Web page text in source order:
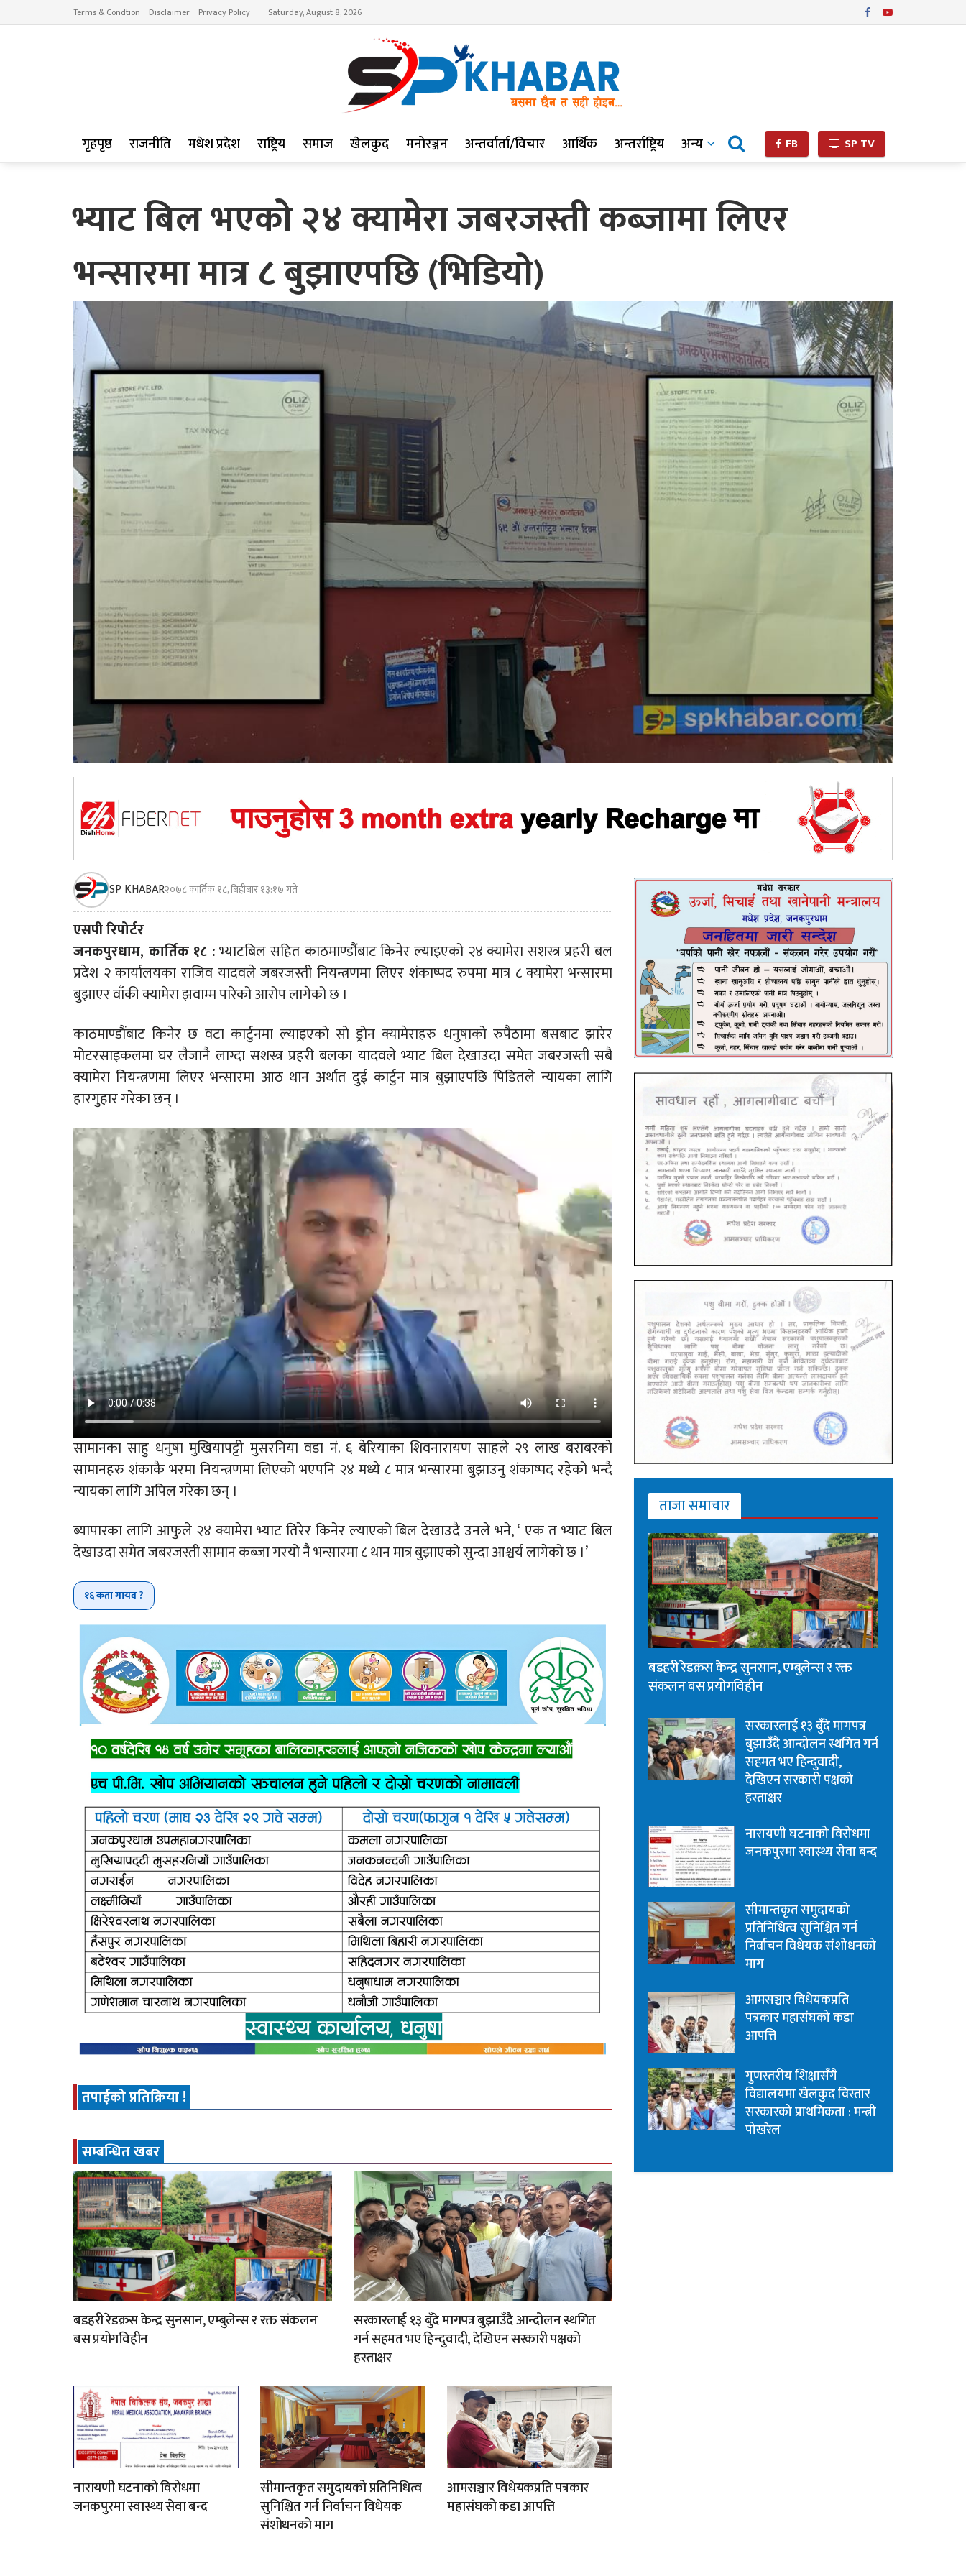
Terms & Condtion Disclaimer Privacy Policy Saturday, August 8, 2026
गृहपृष्ठ राजनीति मधेश प्रदेश राष्ट्रिय समाज खेलकुद मनोरञ्जन अन्तर्वार्ता/विचार आर्थिक अन्तर्राष्ट्रिय अन्य FB SP TV
भ्याट बिल भएको २४ क्यामेरा जबरजस्ती कब्जामा लिएर
भन्सारमा मात्र ८ बुझाएपछि (भिडियो)
SP KHABAR२०७८ कार्तिक १८, बिहीबार १३:१७ गते
एसपी रिपोर्टर
जनकपुरधाम, कार्तिक १८ :भ्याटबिल सहित काठमाण्डौंबाट किनेर ल्याइएको २४ क्यामेरा सशस्त्र प्रहरी बल
प्रदेश २ कार्यालयका राजिव यादवले जबरजस्ती नियन्त्रणमा लिएर शंकाष्पद रुपमा मात्र ८ क्यामेरा भन्सारमा
बुझाएर वाँकी क्यामेरा झवाम्म पारेको आरोप लागेको छ ।
काठमाण्डौंबाट किनेर छ वटा कार्टुनमा ल्याइएको सो ड्रोन क्यामेराहरु धनुषाको रुपैठामा बसबाट झारेर
मोटरसाइकलमा घर लैजानै लाग्दा सशस्त्र प्रहरी बलका यादवले भ्याट बिल देखाउदा समेत जबरजस्ती सबै
क्यामेरा नियन्त्रणमा लिएर भन्सारमा आठ थान अर्थात दुई कार्टुन मात्र बुझाएपछि पिडितले न्यायका लागि
हारगुहार गरेका छन् ।
सामानका साहु धनुषा मुखियापट्टी मुसरनिया वडा नं. ६ बेरियाका शिवनारायण साहले २९ लाख बराबरको
सामानहरु शंकाकै भरमा नियन्त्रणमा लिएको भएपनि २४ मध्ये ८ मात्र भन्सारमा बुझाउनु शंकाष्पद रहेको भन्दै
न्यायका लागि अपिल गरेका छन् ।
ब्यापारका लागि आफुले २४ क्यामेरा भ्याट तिरेर किनेर ल्याएको बिल देखाउदै उनले भने, ‘ एक त भ्याट बिल
देखाउदा समेत जबरजस्ती सामान कब्जा गरयो नै भन्सारमा ८ थान मात्र बुझाएको सुन्दा आश्चर्य लागेको छ ।’
१६ कता गायव ?
तपाईको प्रतिक्रिया !
सम्बन्धित खबर
बडहरी रेडक्रस केन्द्र सुनसान, एम्बुलेन्स र रक्त संकलन
बस प्रयोगविहीन
सरकारलाई १३ बुँदे मागपत्र बुझाउँदै आन्दोलन स्थगित
गर्न सहमत भए हिन्दुवादी, देखिएन सरकारी पक्षको
हस्ताक्षर
नारायणी घटनाको विरोधमा
जनकपुरमा स्वास्थ्य सेवा बन्द
सीमान्तकृत समुदायको प्रतिनिधित्व
सुनिश्चित गर्न निर्वाचन विधेयक
संशोधनको माग
आमसञ्चार विधेयकप्रति पत्रकार
महासंघको कडा आपत्ति
ताजा समाचार
बडहरी रेडक्रस केन्द्र सुनसान, एम्बुलेन्स र रक्त
संकलन बस प्रयोगविहीन
सरकारलाई १३ बुँदे मागपत्र
बुझाउँदै आन्दोलन स्थगित गर्न
सहमत भए हिन्दुवादी,
देखिएन सरकारी पक्षको
हस्ताक्षर
नारायणी घटनाको विरोधमा
जनकपुरमा स्वास्थ्य सेवा बन्द
सीमान्तकृत समुदायको
प्रतिनिधित्व सुनिश्चित गर्न
निर्वाचन विधेयक संशोधनको
माग
आमसञ्चार विधेयकप्रति
पत्रकार महासंघको कडा
आपत्ति
गुणस्तरीय शिक्षासँगै
विद्यालयमा खेलकुद विस्तार
सरकारको प्राथमिकता : मन्त्री
पोखरेल